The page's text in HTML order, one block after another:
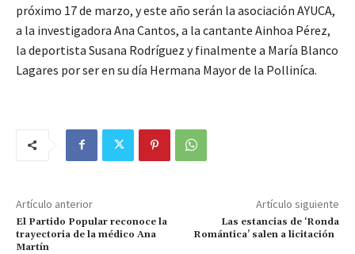
próximo 17 de marzo, y este año serán la asociación AYUCA,
a la investigadora Ana Cantos, a la cantante Ainhoa Pérez,
la deportista Susana Rodríguez y finalmente a María Blanco
Lagares por ser en su día Hermana Mayor de la Polliníca.
Artículo anterior
El Partido Popular reconoce la
trayectoria de la médico Ana
Martín
Artículo siguiente
Las estancias de ‘Ronda
Romántica’ salen a licitación